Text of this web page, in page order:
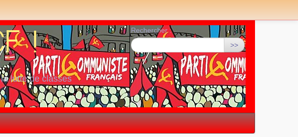
lutte de classes
Rechercher :
>>